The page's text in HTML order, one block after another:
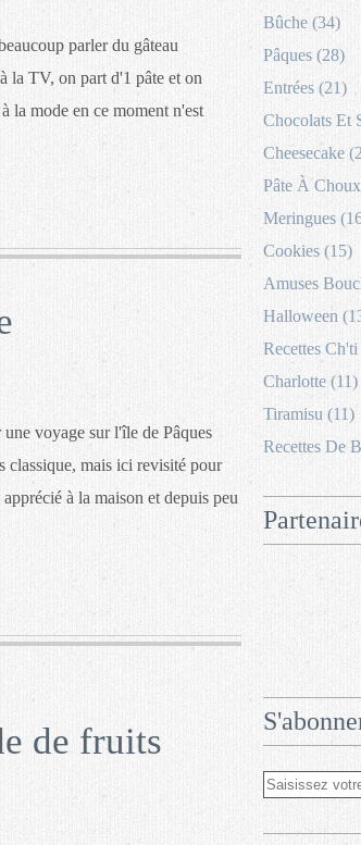
parler du gâteau
la TV, on part d'1 pâte et on
la mode en ce moment n'est
voyage sur l'île de Pâques
classique, mais ici revisité pour
à la maison et depuis peu
de fruits
Bûche (34)
Pâques (28)
Entrées (21)
Chocolats Et
Cheesecake
Pâte À
Meringues
Cookies (15)
Amuses
Halloween
Recettes
Charlotte (11)
Tiramisu (11)
Recettes De